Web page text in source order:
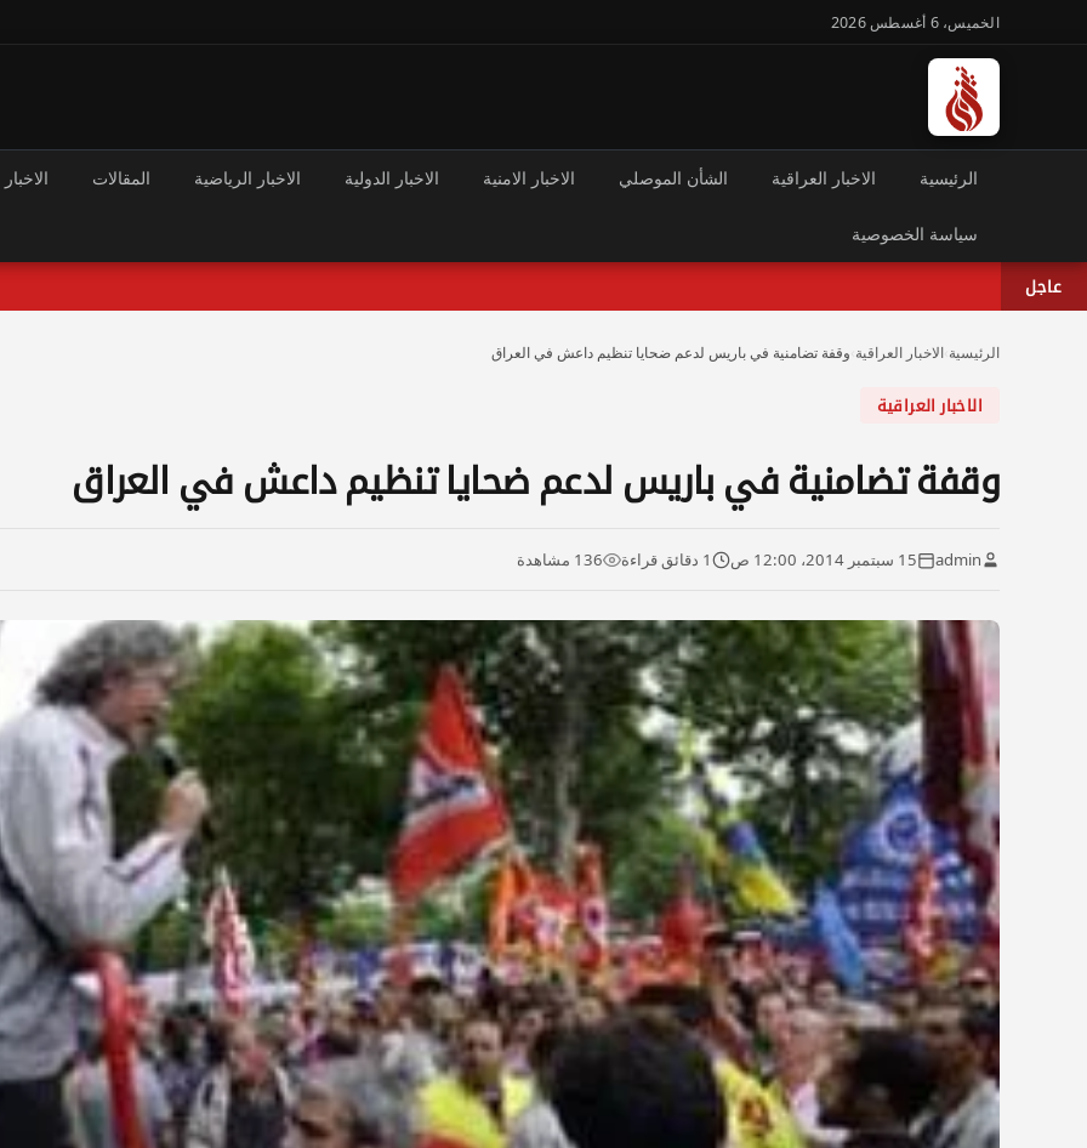
الخميس، 6 أغسطس 2026
الرئيسية الاخبار العراقية الشأن الموصلي الاخبار الامنية الاخبار الدولية الاخبار الرياضية المقالات
سياسة الخصوصية
عاجل
الرئيسية الاخبار العراقية وقفة تضامنية في باريس لدعم ضحايا تنظيم داعش في العراق
الاخبار العراقية
وقفة تضامنية في باريس لدعم ضحايا تنظيم داعش في العراق
admin 15 سبتمبر 2014، 12:00 ص 1 دقائق قراءة 136 مشاهدة